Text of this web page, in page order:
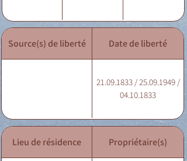
Source(s) de liberté Date de liberté
21.09.1833 / 25.09.1949 /
04.10.1833
Lieu de résidence Propriétaire(s)